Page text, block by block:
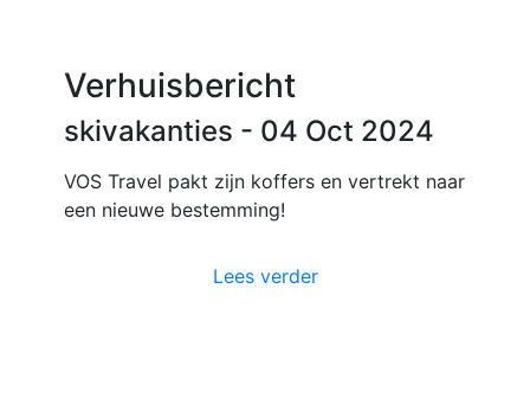
Verhuisbericht
skivakanties - 04 Oct 2024
VOS Travel pakt zijn koffers en vertrekt naar
een nieuwe bestemming!
Lees verder